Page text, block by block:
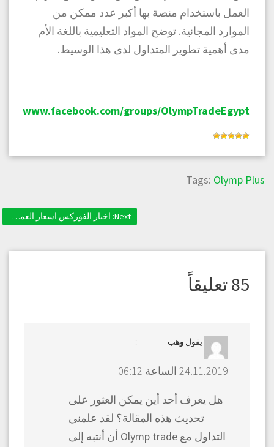
العمل باستخدام منصة بها أكبر عدد ممكن من
الموارد المجانية. توضح المواد التعليمية باللغة الأم
مدى أهمية تطوير المتداول لدى هذا الوسيط.
www.facebook.com/groups/OlympTradeEgypt
Tags: Olymp Plus
تصفّح
المقالات
Next:
Next post:
اخبار الفوركس اسعار العملات : سوق الفوركس يركز على تقرير التوظيف الأمريكي بغير القطاع الزراعي
85 تعليقاً
يقول وهب :
24.11.2019 الساعة 06:12
هل يعرف أحد أين يمكن العثور على
تحديث هذه المقالة؟ لقد علمني
التداول مع Olymp trade أن أنتبه إلى